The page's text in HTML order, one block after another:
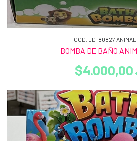
COD. DD-80827
BOMBA DE BAÑO
$4.000,00